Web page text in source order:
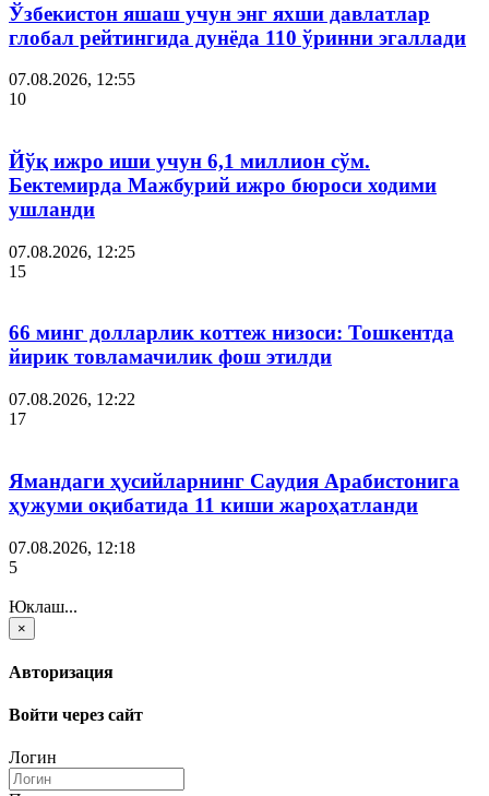
Ўзбекистон яшаш учун энг яхши давлатлар
глобал рейтингида дунёда 110 ўринни эгаллади
07.08.2026, 12:55
10
Йўқ ижро иши учун 6,1 миллион сўм.
Бектемирда Мажбурий ижро бюроси ходими
ушланди
07.08.2026, 12:25
15
66 минг долларлик коттеж низоси: Тошкентда
йирик товламачилик фош этилди
07.08.2026, 12:22
17
Ямандаги ҳусийларнинг Саудия Арабистонига
ҳужуми оқибатида 11 киши жароҳатланди
07.08.2026, 12:18
5
Юклаш...
×
Авторизация
Войти через сайт
Логин